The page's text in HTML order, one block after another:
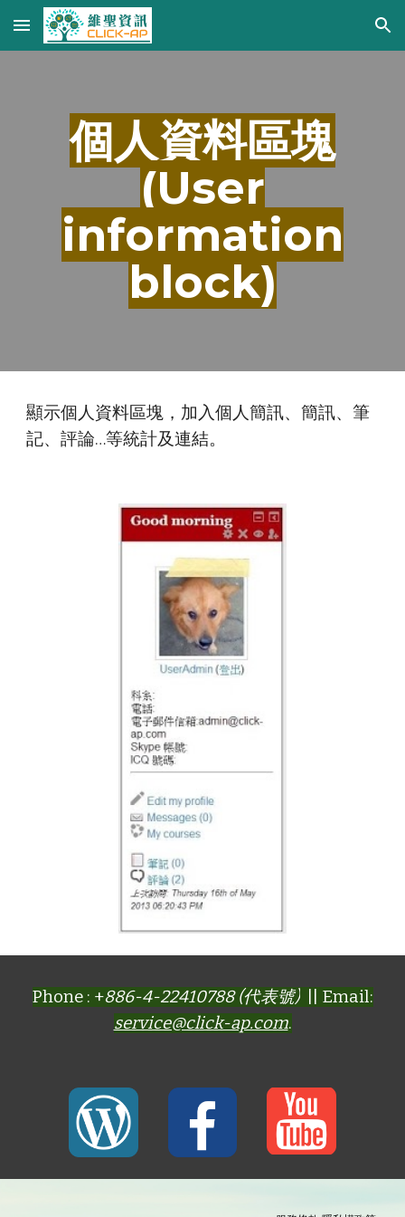
Skip to main content Skip to navigation
個人資料區塊
(User
information
block)
顯示個人資料區塊，加入個人簡訊、簡訊、筆
記、評論…等統計及連結。
Phone : +886-4-22410788 (代表號)|| Email:
service@click-ap.com.